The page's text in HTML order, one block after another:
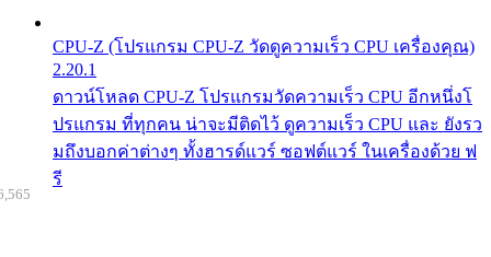
CPU-Z (โปรแกรม CPU-Z วัดดูความเร็ว CPU เครื่องคุณ)
2.20.1
ดาวน์โหลด CPU-Z โปรแกรมวัดความเร็ว CPU อีกหนึ่งโ
ปรแกรม ที่ทุกคน น่าจะมีติดไว้ ดูความเร็ว CPU และ ยังรว
มถึงบอกค่าต่างๆ ทั้งฮารด์แวร์ ซอฟต์แวร์ ในเครื่องด้วย ฟ
รี